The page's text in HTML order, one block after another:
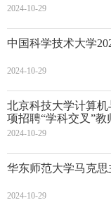
2024-10-29
中国科学技术大学
2024-10-29
北京科技大学计算
项招聘“学科交叉”教
2024-10-29
华东师范大学马克
2024-10-29